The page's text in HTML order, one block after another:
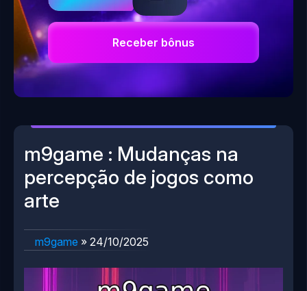
Receber bônus
m9game : Mudanças na
percepção de jogos como
arte
m9game » 24/10/2025